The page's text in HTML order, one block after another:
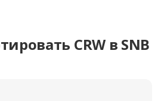
CRW в SNB